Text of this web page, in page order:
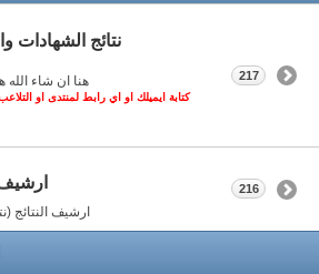
نتائج الشهادات
هنا ان شاء الله
كتابة ايميلك او اي رابط لمنتدى او
217
ارشيف
ارشيف النتائج
216